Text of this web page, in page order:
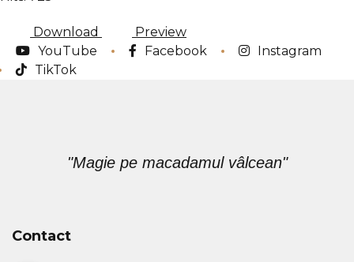
Download
Preview
YouTube
Facebook
Instagram
TikTok
"Magie pe macadamul vâlcean"
Contact